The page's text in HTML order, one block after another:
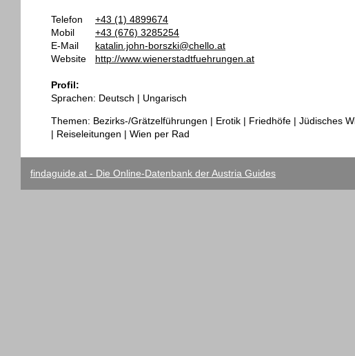
Telefon
+43 (1) 4899674
Mobil
+43 (676) 3285254
E-Mail
katalin.john-borszki@chello.at
Website
http://www.wienerstadtfuehrungen.at
Profil:
Sprachen: Deutsch | Ungarisch
Themen: Bezirks-/Grätzelführungen | Erotik | Friedhöfe | Jüdisches
| Reiseleitungen | Wien per Rad
findaguide.at - Die Online-Datenbank der Austria Guides